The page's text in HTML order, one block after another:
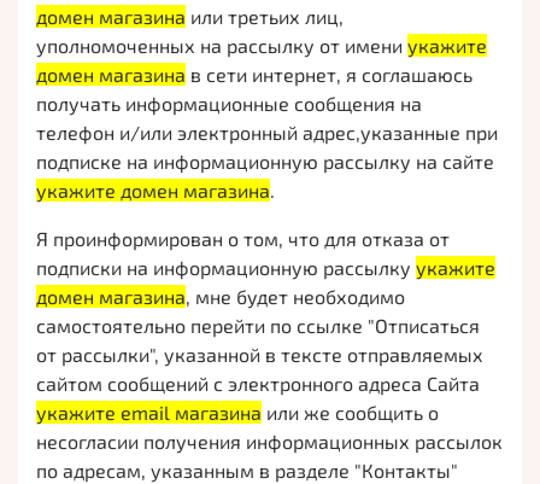
домен магазина или третьих лиц,
уполномоченных на рассылку от имени укажите
домен магазина в сети интернет, я соглашаюсь
получать информационные сообщения на
телефон и/или электронный адрес,указанные при
подписке на информационную рассылку на сайте
укажите домен магазина.
Я проинформирован о том, что для отказа от
подписки на информационную рассылку укажите
домен магазина, мне будет необходимо
самостоятельно перейти по ссылке "Отписаться
от рассылки", указанной в тексте отправляемых
сайтом сообщений с электронного адреса Сайта
укажите email магазина или же сообщить о
несогласии получения информационных рассылок
по адресам, указанным в разделе "Контакты"